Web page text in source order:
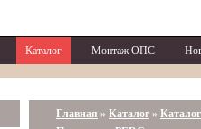
Каталог Монтаж ОПС
Главная » Каталог »